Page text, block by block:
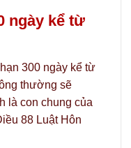
ngày kể từ
300 ngày kể từ
thường sẽ
là con chung của
88 Luật Hôn